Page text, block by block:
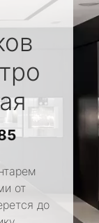
от
до